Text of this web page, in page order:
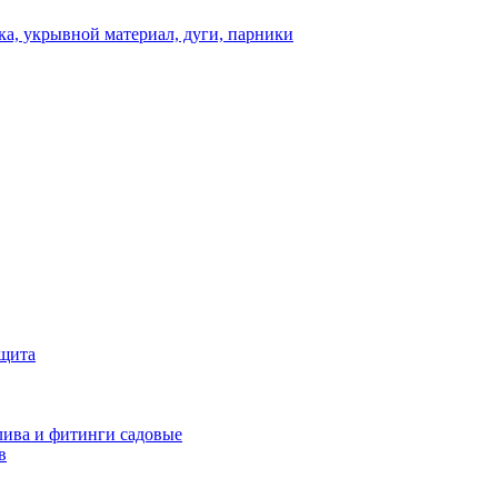
укрывной материал, дуги, парники
и фитинги садовые